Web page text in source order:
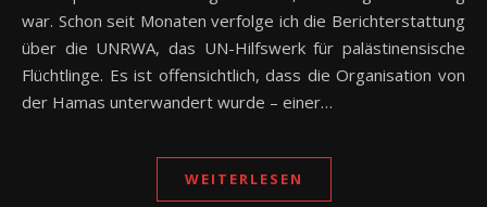
war. Schon seit Monaten verfolge ich die Berichterstattung
über die UNRWA, das UN-Hilfswerk für palästinensische
Flüchtlinge. Es ist offensichtlich, dass die Organisation von
der Hamas unterwandert wurde – einer…
WEITERLESEN